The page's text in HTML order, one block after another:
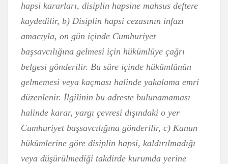
hapsi kararları, disiplin hapsine mahsus deftere
kaydedilir, b) Disiplin hapsi cezasının infazı
amacıyla, on gün içinde Cumhuriyet
başsavcılığına gelmesi için hükümlüye çağrı
belgesi gönderilir. Bu süre içinde hükümlünün
gelmemesi veya kaçması halinde yakalama emri
düzenlenir. İlgilinin bu adreste bulunamaması
halinde karar, yargı çevresi dışındaki o yer
Cumhuriyet başsavcılığına gönderilir, c) Kanun
hükümlerine göre disiplin hapsi, kaldırılmadığı
veya düşürülmediği takdirde kurumda yerine